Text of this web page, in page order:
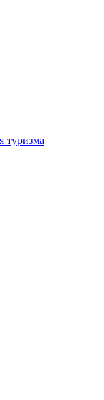
туризма